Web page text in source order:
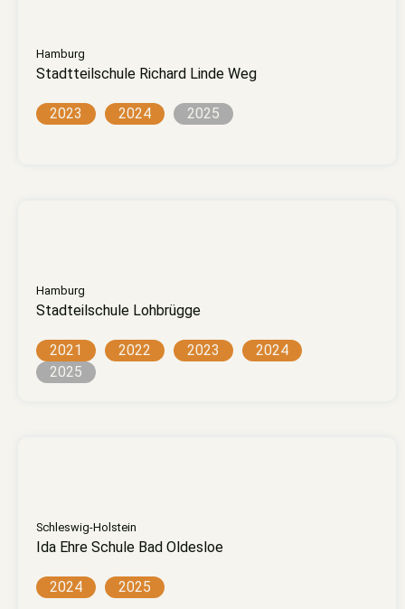
Hamburg
Stadtteilschule Richard Linde Weg
2023 2024 2025
Hamburg
Stadteilschule Lohbrügge
2021 2022 2023
2024
2025
Schleswig-Holstein
Ida Ehre Schule Bad Oldesloe
2024 2025